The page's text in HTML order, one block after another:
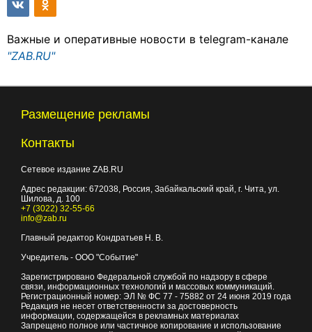
Важные и оперативные новости в telegram-канале
"ZAB.RU"
Размещение рекламы
Контакты
Сетевое издание ZAB.RU
Адрес редакции: 672038 , Россия, Забайкальский край, г. Чита ул.
Шилова, д. 100
+7 (3022) 32-55-66
info@zab.ru
Главный редактор Кондратьев Н. В.
Учредитель - ООО "Событие"
Зарегистрировано Федеральной службой по надзору в сфере
связи, информационных технологий и массовых коммуникаций.
Регистрационный номер: ЭЛ № ФС 77 - 75882 от 24 июня 2019 года
Редакция не несет ответственности за достоверность
информации, содержащейся в рекламных материалах
Запрещено полное или частичное копирование и использование